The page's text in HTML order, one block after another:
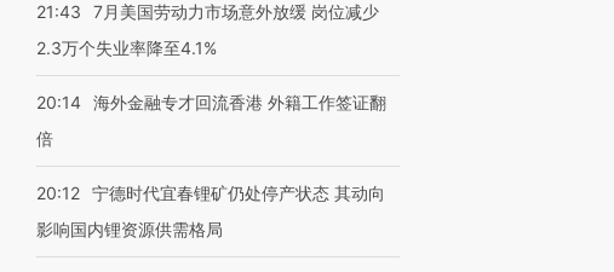
21:43
7月美国劳动力市场意外放缓 岗位减少
2.3万个失业率降至4.1%
20:14 海外金融专才回流香港 外籍工作签证翻
倍
20:12 宁德时代宜春锂矿仍处停产状态 其动向
影响国内锂资源供需格局